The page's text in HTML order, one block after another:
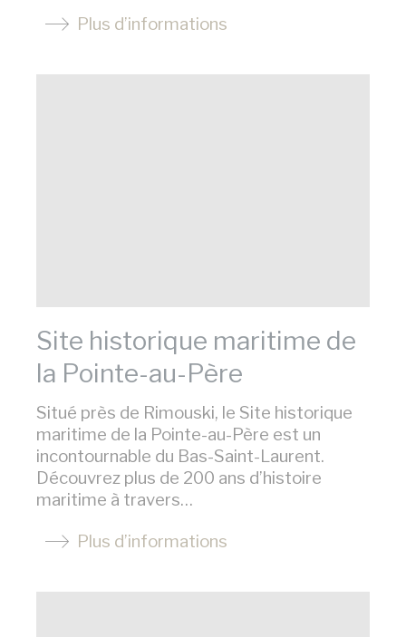
Plus d’informations
Site historique maritime de
la Pointe-au-Père
Situé près de Rimouski, le Site historique
maritime de la Pointe-au-Père est un
incontournable du Bas-Saint-Laurent.
Découvrez plus de 200 ans d’histoire
maritime à travers…
Plus d’informations